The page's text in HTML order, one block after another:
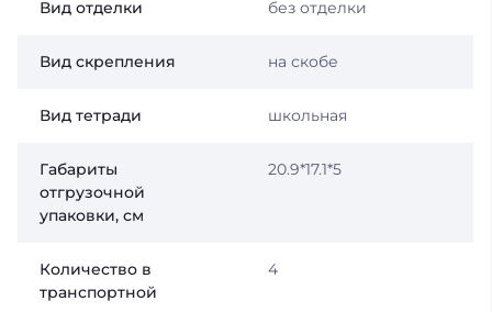
Вид отделки без отделки
Вид скрепления на скобе
Вид тетради школьная
Габариты
отгрузочной
упаковки, см
20.9*17.1*5
Количество в
транспортной
4